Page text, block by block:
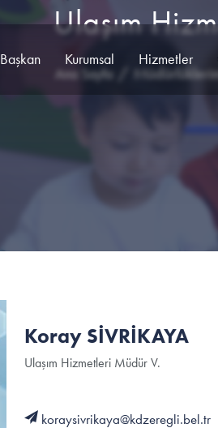
Başkan Kurumsal Hizmetler
Ulaşım
Ana Sayfa
Koray SİVRİKAYA
Ulaşım Hizmetleri Müdür V.
koraysivrikaya@kdzeregli.bel.tr